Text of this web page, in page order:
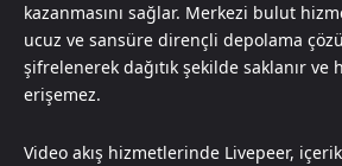
kazanmasını sağlar. Merkezi bulut
ucuz ve sansüre dirençli depolama
şifrelenerek dağıtık şekilde saklanır
erişemez.
Video akış hizmetlerinde Livepeer, içerik